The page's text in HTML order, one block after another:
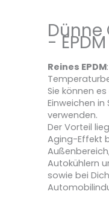
- EPDM
Reines EPDM:
Sie können
Einweichen in
verwenden.
Der Vorteil
Aging-Effekt
Autokühlern
sowie bei